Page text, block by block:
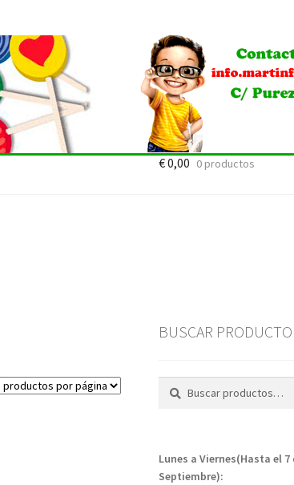
€0,00 0 productos
BUSCAR PRODUCTO
Buscar
Buscar
Lunes a Viernes(Hasta el 7
Septiembre):